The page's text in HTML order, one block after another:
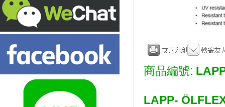
商品編號:
LAPP-